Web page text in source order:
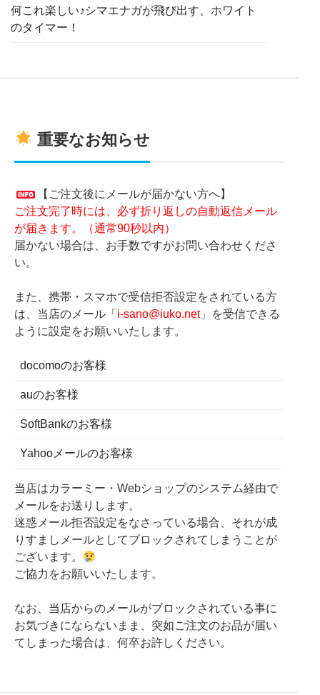
何これ楽しい♪シマエナガが飛び出す、ホワイト
のタイマー！
重要なお知らせ
【ご注文後にメールが届かない方へ】
ご注文完了時には、必ず折り返しの自動返信メール
が届きます。（通常90秒以内）
届かない場合は、お手数ですがお問い合わせくださ
い。
また、携帯・スマホで受信拒否設定をされている方
は、当店のメール「 i-sano@iuko.net」を受信できる
ように設定をお願いいたします。
docomoのお客様
auのお客様
SoftBankのお客様
Yahooメールのお客様
当店はカラーミー・Webショップのシステム経由で
メールをお送りします。
迷惑メール拒否設定をなさっている場合、それが成
りすましメールとしてブロックされてしまうことが
ございます。
ご協力をお願いいたします。
なお、当店からのメールがブロックされている事に
お気づきにならないまま、突如ご注文のお品が届い
てしまった場合は、何卒お許しください。